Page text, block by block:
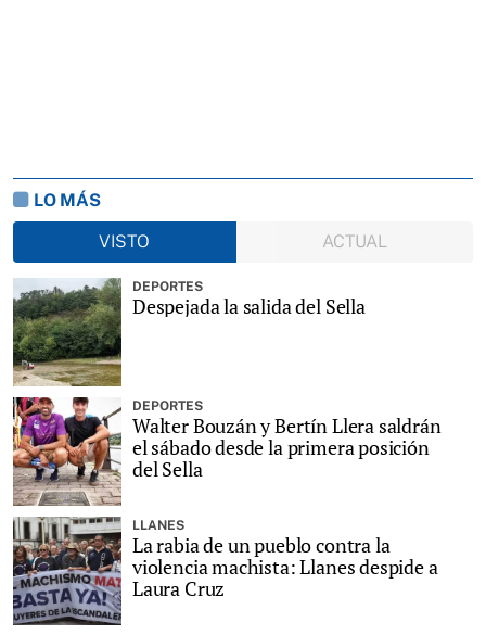
LO MÁS
VISTO
ACTUAL
DEPORTES
Despejada la salida del Sella
DEPORTES
Walter Bouzán y Bertín Llera saldrán
el sábado desde la primera posición
del Sella
LLANES
La rabia de un pueblo contra la
violencia machista: Llanes despide a
Laura Cruz